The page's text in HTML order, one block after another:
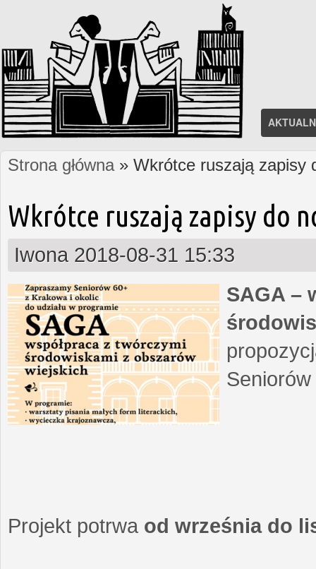
Jesteś tutaj
Strona główna» Wkrótce ruszają zapisy
Wkrótce ruszają zapisy do
Iwona 2018-08-31 15:33
SAGA –
Projekt potrwa od września do